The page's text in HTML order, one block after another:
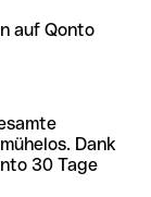
auf Qonto
Dank
30 Tage